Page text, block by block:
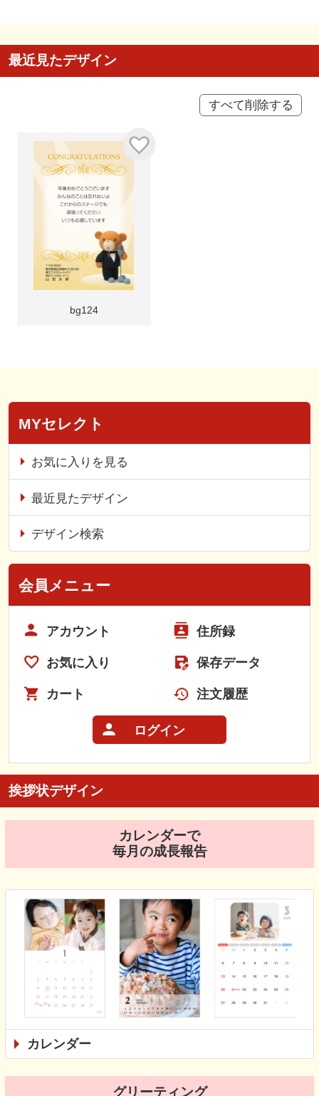
最近見たデザイン
すべて削除する
bg124
MYセレクト
お気に入りを見る
最近見たデザイン
デザイン検索
会員メニュー
アカウント 住所録
お気に入り 保存データ
カート 注文履歴
ログイン
挨拶状デザイン
カレンダーで
毎月の成長報告
カレンダー
グリーティング